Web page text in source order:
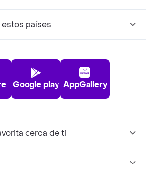
países
Google play AppGallery
cerca de ti